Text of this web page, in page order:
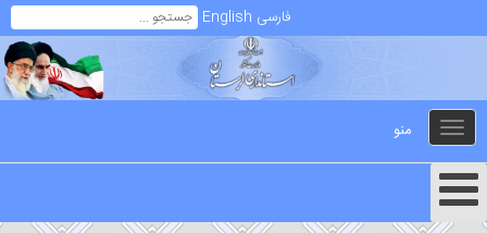
فارسی English
Toggle
navigation
منو